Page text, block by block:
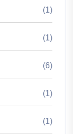
(1)
(1)
(6)
(1)
(1)